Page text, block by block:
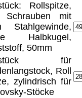
Rollspitze,
Schrauben mit
Stahlgewinde,
Halbkugel,
50mm
für
Roll
zylindrisch für
Stöcke